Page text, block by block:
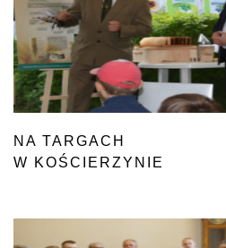
NA TARGACH
W KOŚCIERZYNIE